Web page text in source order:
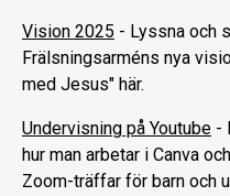
Vision 2025 - Lyssna och
Frälsningsarméns nya
med Jesus" här.
Undervisning på Youtube -
hur man arbetar i Canva
Zoom-träffar för barn och